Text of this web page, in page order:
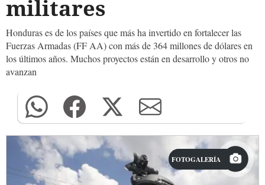
militares
Honduras es de los países que más ha invertido en fortalecer las
Fuerzas Armadas (FF AA) con más de 364 millones de dólares en
los últimos años. Muchos proyectos están en desarrollo y otros no
avanzan
FOTOGALERÍA